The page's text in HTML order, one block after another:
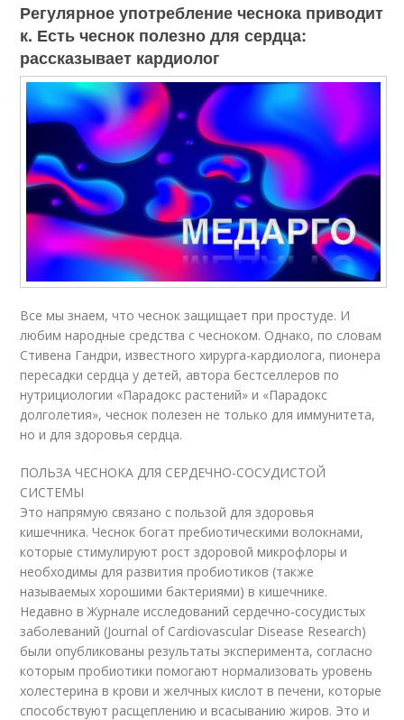
Регулярное употребление чеснока приводит
к. Есть чеснок полезно для сердца:
рассказывает кардиолог
Все мы знаем, что чеснок защищает при простуде. И
любим народные средства с чесноком. Однако, по словам
Стивена Гандри, известного хирурга-кардиолога, пионера
пересадки сердца у детей, автора бестселлеров по
нутрициологии «Парадокс растений» и «Парадокс
долголетия», чеснок полезен не только для иммунитета,
но и для здоровья сердца.
ПОЛЬЗА ЧЕСНОКА ДЛЯ СЕРДЕЧНО-СОСУДИСТОЙ
СИСТЕМЫ
Это напрямую связано с пользой для здоровья
кишечника. Чеснок богат пребиотическими волокнами,
которые стимулируют рост здоровой микрофлоры и
необходимы для развития пробиотиков (также
называемых хорошими бактериями) в кишечнике.
Недавно в Журнале исследований сердечно-сосудистых
заболеваний (Journal of Cardiovascular Disease Research)
были опубликованы результаты эксперимента, согласно
которым пробиотики помогают нормализовать уровень
холестерина в крови и желчных кислот в печени, которые
способствуют расщеплению и всасыванию жиров. Это и